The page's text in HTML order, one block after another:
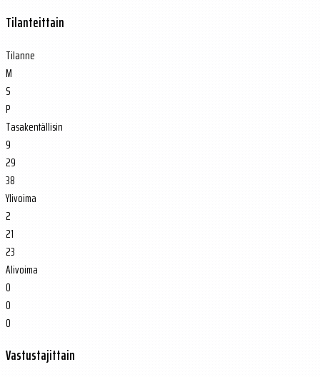
Tilanteittain
Tilanne
M
S
P
Tasakentällisin
9
29
38
Ylivoima
2
21
23
Alivoima
0
0
0
Vastustajittain